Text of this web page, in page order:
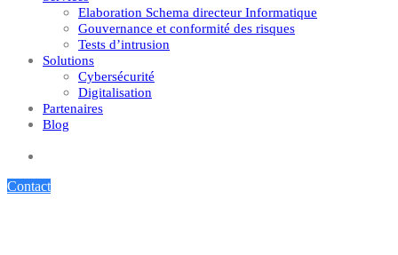
Elaboration Schema directeur Informatique
Gouvernance et conformité des risques
Tests d’intrusion
Solutions
Cybersécurité
Digitalisation
Partenaires
Blog
Contact